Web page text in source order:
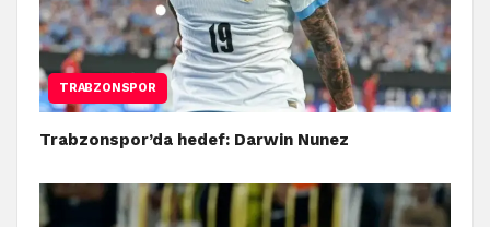
TRABZONSPOR
Trabzonspor’da hedef: Darwin Nunez